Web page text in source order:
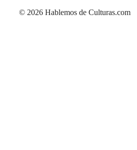
© 2026 Hablemos de Culturas.com